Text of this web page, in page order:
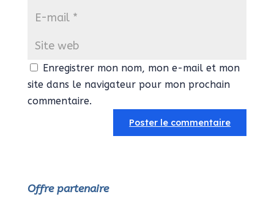
Enregistrer mon nom, mon e-mail et mon
site dans le navigateur pour mon prochain
commentaire.
Offre partenaire